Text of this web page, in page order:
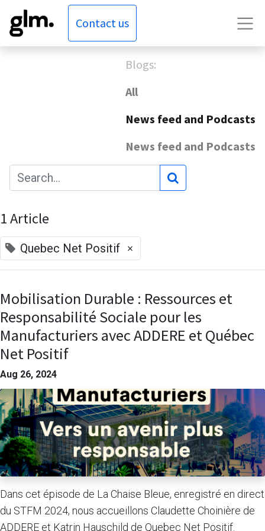
Contact us
Blogs:
All
News feed and Podcasts
News feed and Podcasts
1 Article
Quebec Net Positif ×
Mobilisation Durable : Ressources et
Responsabilité Sociale pour les
Manufacturiers avec ADDERE et Québec
Net Positif
Aug 26, 2024
Dans cet épisode de La Chaise Bleue, enregistré en direct
du STFM 2024, nous accueillons Claudette Choinière de
ADDERE et Katrin Hauschild de Quebec Net Positif.